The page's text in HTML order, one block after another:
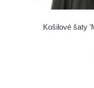
Košilové šaty